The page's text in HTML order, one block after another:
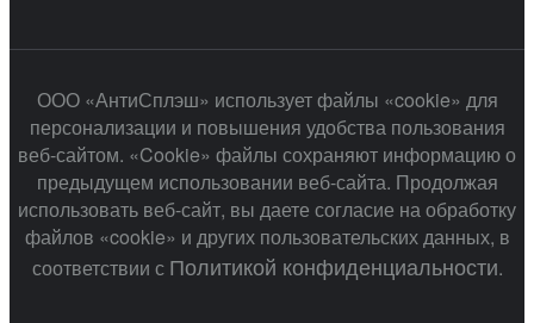
ООО «АнтиСплэш» использует файлы «cookie» для
персонализации и повышения удобства пользования
веб-сайтом. «Cookie» файлы сохраняют информацию о
предыдущем использовании веб-сайта. Продолжая
использовать веб-сайт, вы даете согласие на обработку
файлов «cookie» и других пользовательских данных, в
соответствии с Политикой конфиденциальности.